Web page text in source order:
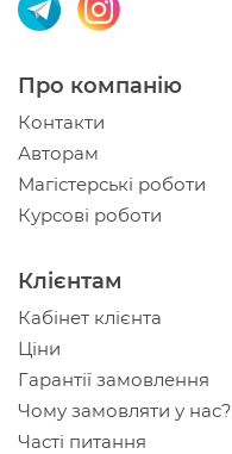
Про компанію
Контакти
Авторам
Магістерські роботи
Курсові роботи
Клієнтам
Кабінет клієнта
Ціни
Гарантії замовлення
Чому замовляти у нас?
Часті питання